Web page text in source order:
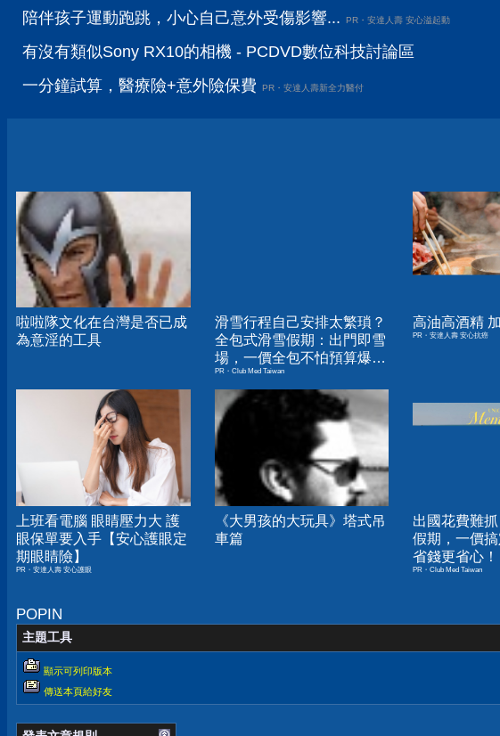
陪伴孩子運動跑跳，小心自己意外受傷影響...
PR・安達人壽 安心溢起動
有沒有類似Sony RX10的相機 - PCDVD數位科技討論區
一分鐘試算，醫療險+意外險保費
PR・安達人壽新全力醫付
啦啦隊文化在台灣是否已成
為意淫的工具
滑雪行程自己安排太繁瑣？
全包式滑雪假期：出門即雪
場，一價全包不怕預算爆
表！
PR・Club Med Taiwan
高油高酒精
PR・安達人壽 安心抗癌
上班看電腦 眼睛壓力大 護
眼保單要入手【安心護眼定
期眼睛險】
PR・安達人壽 安心護眼
《大男孩的大玩具》塔式吊
車篇
出國花費難
假期，一價搞
省錢更省心！
PR・Club Med Taiwan
POPIN
主題工具
顯示可列印版本
傳送本頁給好友